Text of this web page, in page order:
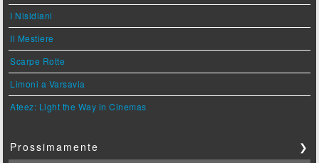
I Nisidiani
Il Mestiere
Scarpe Rotte
Limoni a Varsavia
Ateez: Light the Way in Cinemas
Prossimamente ❯